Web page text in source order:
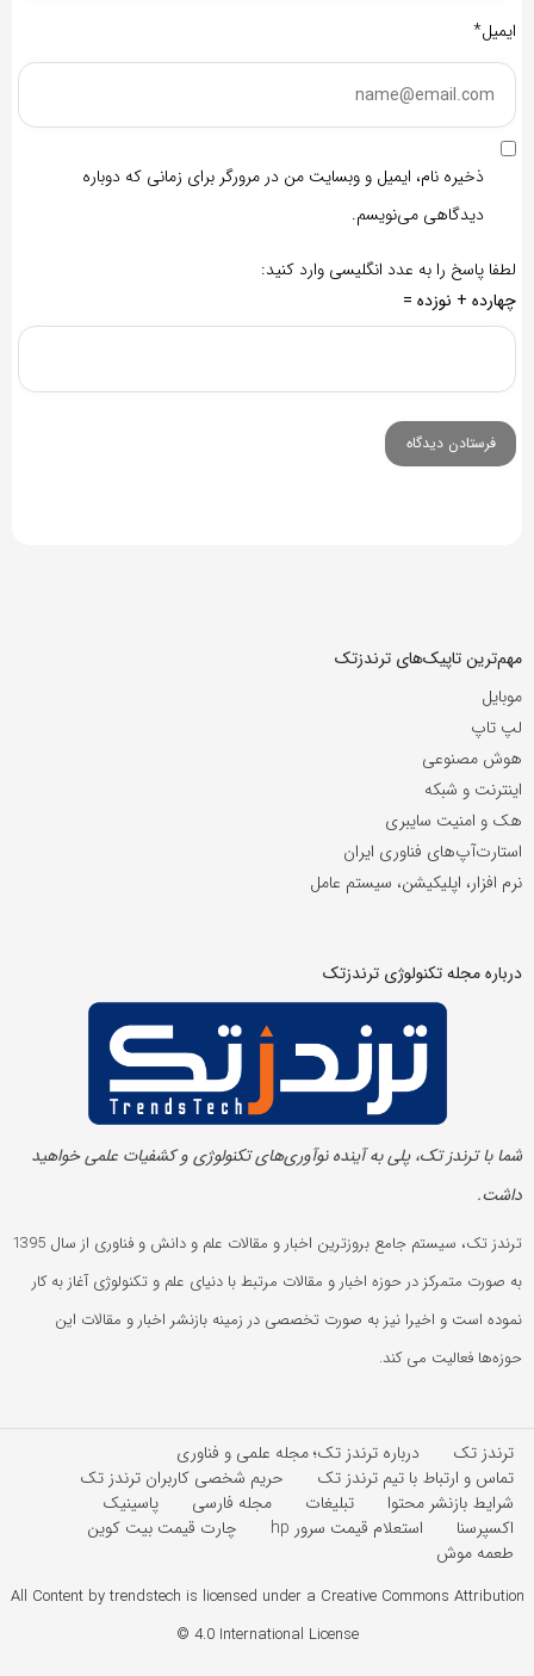
ایمیل*
ذخیره نام، ایمیل و وبسایت من در مرورگر برای زمانی که دوباره
دیدگاهی می‌نویسم.
لطفا پاسخ را به عدد انگلیسی وارد کنید:
چهارده + نوزده =
مهم‌ترین تاپیک‌های ترندزتک
موبایل
لپ تاپ
هوش مصنوعی
اینترنت و شبکه
هک و امنیت سایبری
استارت‌آپ‌های فناوری ایران
نرم افزار، اپلیکیشن، سیستم عامل
درباره مجله تکنولوژی ترندزتک
شما با ترندز تک، پلی به آینده‌ نوآوری‌های تکنولوژی و کشفیات علمی خواهید
داشت.
ترندز تک، سیستم جامع بروزترین اخبار و مقالات علم و دانش و فناوری از سال 1395
به صورت متمرکز در حوزه اخبار و مقالات مرتبط با دنیای علم و تکنولوژی آغاز به کار
نموده است و اخیرا نیز به صورت تخصصی در زمینه بازنشر اخبار و مقالات این
حوزه‌ها فعالیت می کند.
ترندز تک
درباره ترندز تک؛ مجله علمی و فناوری
تماس و ارتباط با تیم ترندز تک
حریم شخصی کاربران ترندز تک
شرایط بازنشر محتوا
تبلیغات مجله فارسی
پاسینیک
اکسپرسنا
استعلام قیمت سرور hp
چارت قیمت بیت کوین
طعمه موش
All Content by trendstech is licensed under a Creative Commons Attribution
4.0 International License ©️